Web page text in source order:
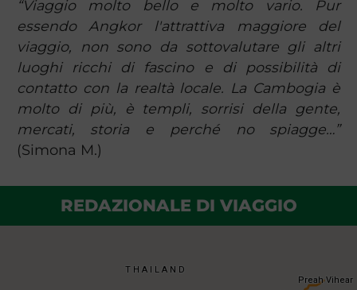
“Viaggio molto bello e molto vario. Pur
essendo Angkor l'attrattiva maggiore del
viaggio, non sono da sottovalutare gli altri
luoghi ricchi di fascino e di possibilità di
contatto con la realtà locale. La Cambogia è
molto di più, è templi, sorrisi della gente,
mercati, storia e perché no spiagge…”
(Simona M.)
REDAZIONALE DI VIAGGIO